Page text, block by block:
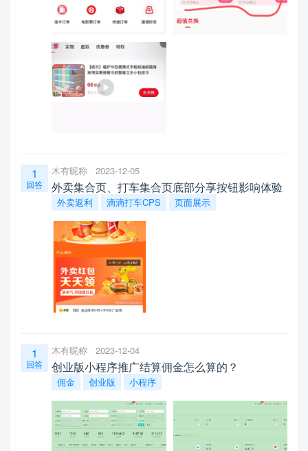
1
回答
木有昵称 2023-12-05
外卖集合页、打车集合页底部分享按钮影响体验
外卖返利 滴滴打车CPS 页面展示
1
回答
木有昵称 2023-12-04
创业版小程序推广结算佣金怎么算的？
佣金 创业版 小程序